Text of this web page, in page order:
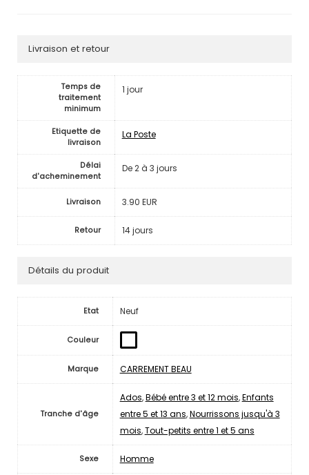
Livraison et retour
Temps de
traitement
minimum
1 jour
Etiquette de
livraison
La Poste
Délai
d'acheminement
De 2 à 3 jours
Livraison 3.90 EUR
Retour 14 jours
Détails du produit
Etat Neuf
Couleur
Marque CARREMENT BEAU
Tranche d'âge
Ados,Bébé entre 3 et 12 mois,Enfants
entre 5 et 13 ans,Nourrissons jusqu'à 3
mois,Tout-petits entre 1 et 5 ans
Sexe Homme